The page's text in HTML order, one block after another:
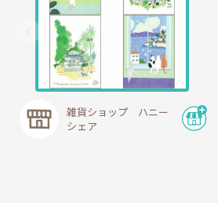
雑貨ショップ ハニー
シェア